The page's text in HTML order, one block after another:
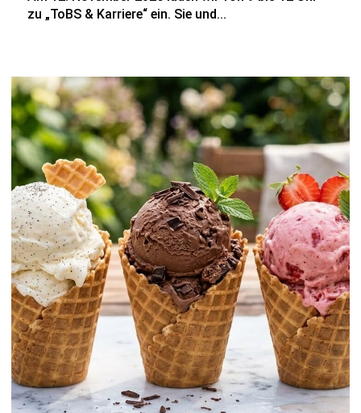
zu „ToBS & Karriere“ ein. Sie und...